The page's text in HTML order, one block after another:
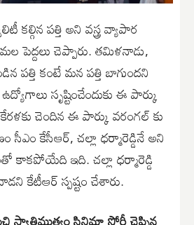
కల్గిన పత్తి అని వస్త్ర వ్యాపార
పెద్దలు చెప్పారు. తమిళనాడు,
పత్తి కంటే మన పత్తి బాగుందని
సృష్టించేందుకు ఈ పార్కు
చెందిన ఈ పార్కు వరంగల్ కు
కేసీఆర్, చల్లా ధర్మారెడ్డినే అని
కాకపోయేది ఇది. చల్లా ధర్మారెడ్డి
కేటీఆర్ స్పష్టం చేశారు.